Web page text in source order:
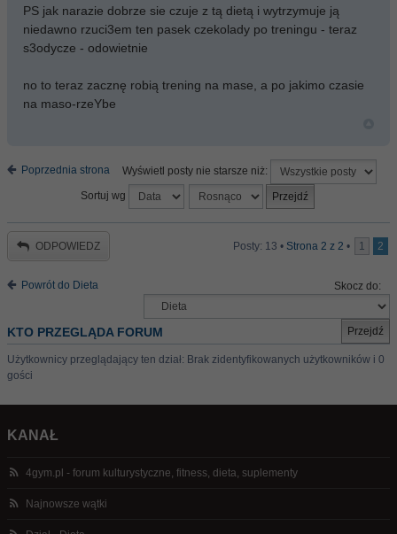
PS jak narazie dobrze sie czuje z tą dietą i wytrzymuje ją
niedawno rzuci3em ten pasek czekolady po treningu - teraz
s3odycze - odowietnie
no to teraz zacznę robią trening na mase, a po jakimo czasie
na maso-rzeYbe
Poprzednia strona
Wyświetl posty nie starsze niż:
Sortuj wg
ODPOWIEDZ Posty: 13 • Strona 2 z 2 • 1 2
Powrót do Dieta Skocz do:
KTO PRZEGLĄDA FORUM
Użytkownicy przeglądający ten dział: Brak zidentyfikowanych użytkowników i 0
gości
KANAŁ
4gym.pl - forum kulturystyczne, fitness, dieta, suplementy
Najnowsze wątki